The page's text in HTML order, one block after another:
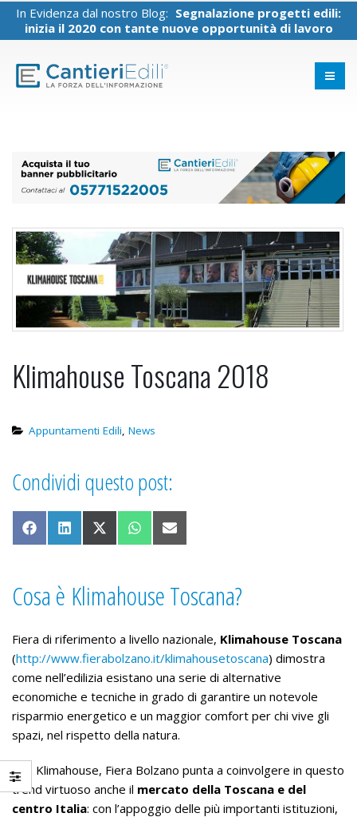
In Evidenza dal nostro Blog: Segnalazione progetti edili:
inizia il 2020 con tante nuove opportunità di lavoro
Klimahouse Toscana 2018
Appuntamenti Edili, News
Condividi questo post:
Share on Facebook
Share on LinkedIn
Share on X (Twitter)
Share on WhatsApp
Share on Email
Cosa è Klimahouse Toscana?
Fiera di riferimento a livello nazionale, Klimahouse Toscana
(http://www.fierabolzano.it/klimahousetoscana) dimostra
come nell’edilizia esistano una serie di alternative
economiche e tecniche in grado di garantire un notevole
risparmio energetico e un maggior comfort per chi vive gli
spazi, nel rispetto della natura.
Con Klimahouse, Fiera Bolzano punta a coinvolgere in questo
trend virtuoso anche il mercato della Toscana e del
centro Italia: con l’appoggio delle più importanti istituzioni,
Ristrutturare con amore: la casa
che ti rispecchia.
Case antiche,
ristrutturazioni
moderne: come fare.
19 Gennaio 2026
Ristrutturazione: come non
perdere il controllo del budget.